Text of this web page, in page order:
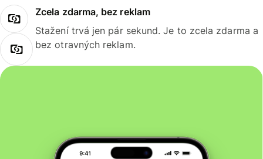
Zcela zdarma, bez reklam
Stažení trvá jen pár sekund. Je to zcela zdarma a
bez otravných reklam.